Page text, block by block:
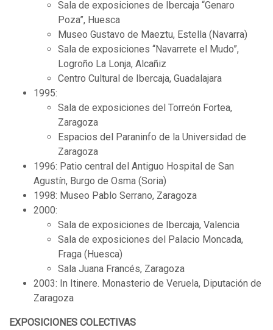
Sala de exposiciones de Ibercaja “Genaro
Poza”, Huesca
Museo Gustavo de Maeztu, Estella (Navarra)
Sala de exposiciones “Navarrete el Mudo”,
Logroño La Lonja, Alcañiz
Centro Cultural de Ibercaja, Guadalajara
1995:
Sala de exposiciones del Torreón Fortea,
Zaragoza
Espacios del Paraninfo de la Universidad de
Zaragoza
1996: Patio central del Antiguo Hospital de San
Agustín, Burgo de Osma (Soria)
1998: Museo Pablo Serrano, Zaragoza
2000:
Sala de exposiciones de Ibercaja, Valencia
Sala de exposiciones del Palacio Moncada,
Fraga (Huesca)
Sala Juana Francés, Zaragoza
2003: In Itinere. Monasterio de Veruela, Diputación de
Zaragoza
EXPOSICIONES COLECTIVAS